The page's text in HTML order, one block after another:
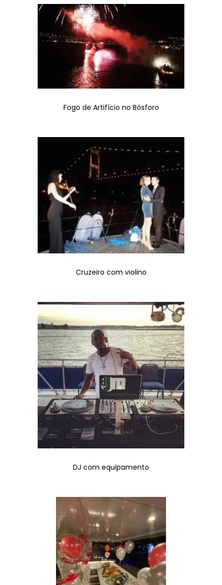
Fogo de Artifício no Bósforo
Cruzeiro com violino
DJ com equipamento